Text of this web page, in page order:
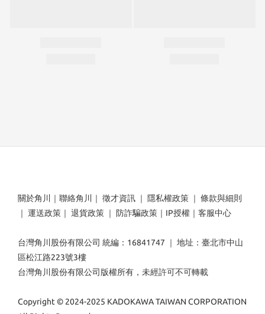
關於角川 ｜ 聯絡角川 ｜ 徵才資訊 ｜ 隱私權政策 ｜ 條款與細則
｜ 運送政策 ｜ 退貨政策 ｜ 防詐騙政策 ｜ IP授權 ｜ 客服中心
台灣角川股份有限公司 統編：16841747 ｜ 地址：臺北市中山
區松江路223號3樓
台灣角川股份有限公司版權所有，未經許可不可轉載
Copyright © 2024-2025 KADOKAWA TAIWAN CORPORATION